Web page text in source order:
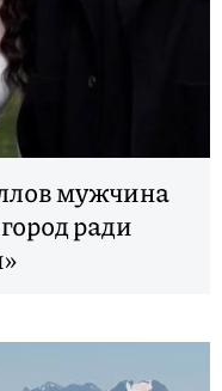
мужчина
ради